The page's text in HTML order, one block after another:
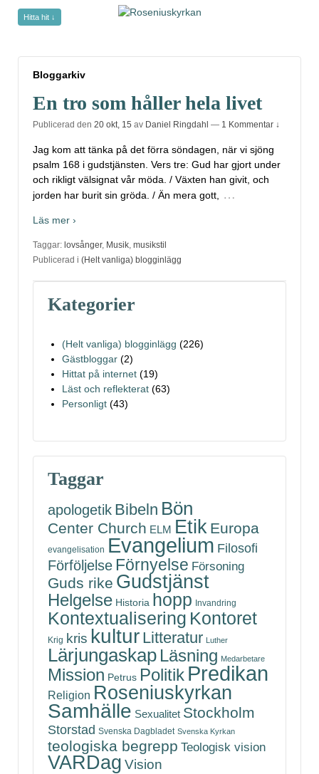
Hitta hit ↓
Bloggarkiv
En tro som håller hela livet
Publicerad den 20 okt, 15 av Daniel Ringdahl — 1 Kommentar ↓
Jag kom att tänka på det förra söndagen, när vi sjöng
psalm 168 i gudstjänsten. Vers tre: Gud har gjort under
och rikligt välsignat vår möda. / Växten han givit, och
jorden har burit sin gröda. / Än mera gott,
…
Läs mer ›
Taggar: lovsånger, Musik, musikstil
Publicerad i (Helt vanliga) blogginlägg
Kategorier
(Helt vanliga) blogginlägg (226)
Gästbloggar (2)
Hittat på internet (19)
Läst och reflekterat (63)
Personligt (43)
Taggar
apologetik Bibeln Bön
Center Church ELM Etik Europa
evangelisation Evangelium Filosofi
Förföljelse Förnyelse Försoning
Guds rike Gudstjänst
Helgelse Historia hopp Invandring
Kontextualisering Kontoret
Krig kris kultur Litteratur Luther
Lärjungaskap Läsning Medarbetare
Mission Petrus Politik Predikan
Religion Roseniuskyrkan
Samhälle Sexualitet Stockholm
Storstad Svenska Dagbladet Svenska Kyrkan
teologiska begrepp Teologisk vision
VARDag Vision